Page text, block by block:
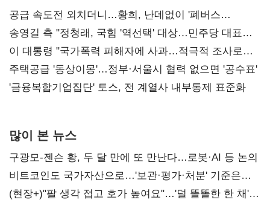
공급 속도전 외치더니…황희, 난데없이 '폐버스
리모델링' 제안
송영길 측 "정청래, 국힘 '역선택' 대상…민주당 대표로
총선 지휘 못해"
이 대통령 "국가폭력 피해자에 사과…적극적 조사로
진실 밝혀야"
주택공급 '동상이몽'…정부·서울시 협력 없으면 '공수표'
'금융복합기업집단' 토스, 전 계열사 내부통제 표준화
많이 본 뉴스
구광모-젠슨 황, 두 달 만에 또 만난다…로봇·AI 등 논의
비트코인도 국가자산으로…'보관·평가·처분' 기준은
숙제
(현장+)"팔 생각 접고 호가 높여요"…'덜 똘똘한 한 채'